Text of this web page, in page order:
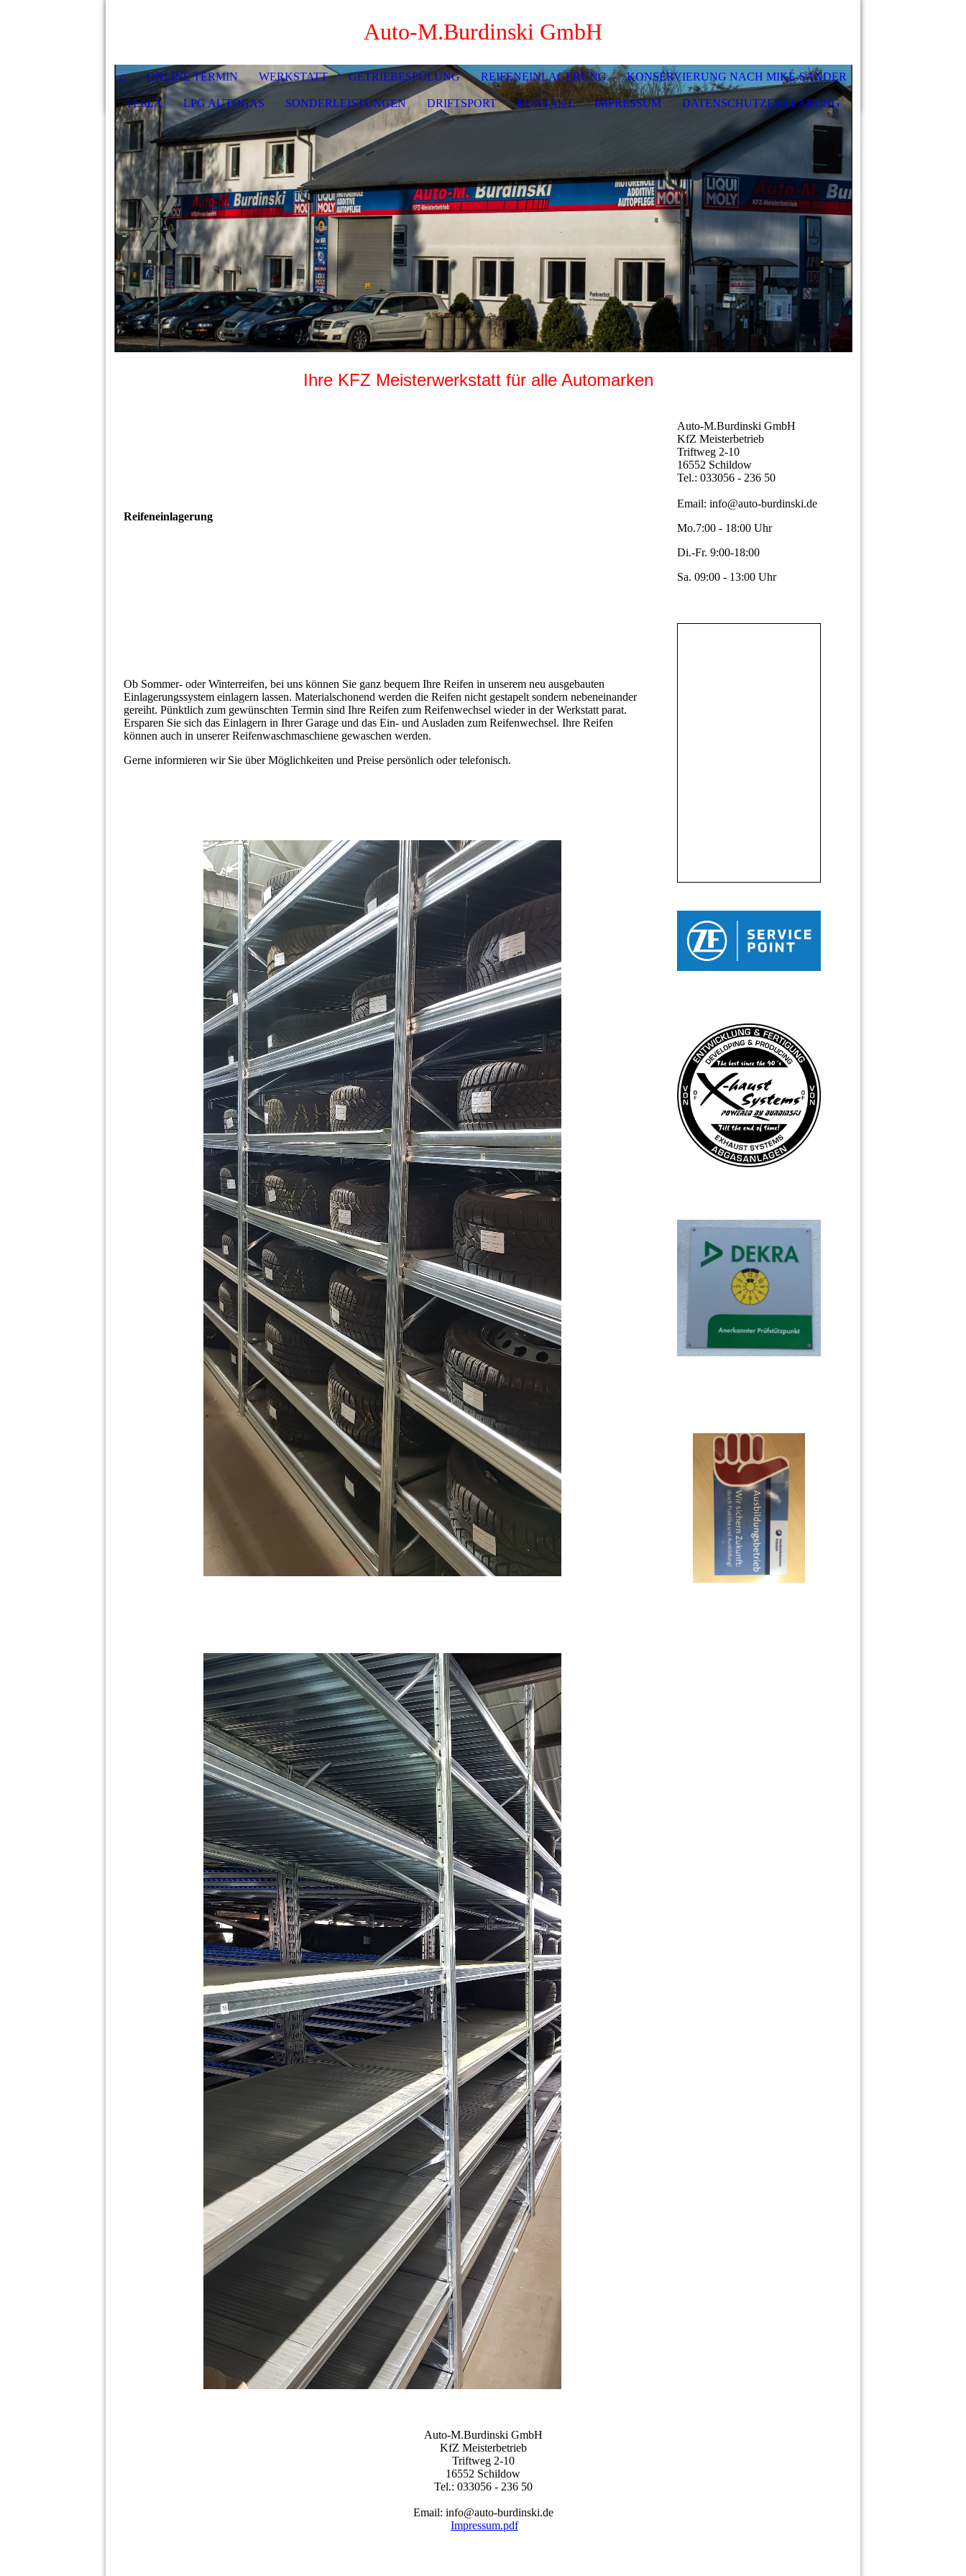
Auto-M.Burdinski GmbH
⌂ ONLINE TERMIN WERKSTATT GETRIEBESPÜLUNG REIFENEINLAGERUNG KONSERVIERUNG NACH MIKE-SANDER
TESLA LPG AUTOGAS SONDERLEISTUNGEN DRIFTSPORT KONTAKT IMPRESSUM DATENSCHUTZERKLÄRUNG
Ihre KFZ Meisterwerkstatt für alle Automarken
Reifeneinlagerung
Ob Sommer- oder Winterreifen, bei uns können Sie ganz bequem Ihre Reifen in unserem neu ausgebauten
Einlagerungssystem einlagern lassen. Materialschonend werden die Reifen nicht gestapelt sondern nebeneinander
gereiht. Pünktlich zum gewünschten Termin sind Ihre Reifen zum Reifenwechsel wieder in der Werkstatt parat.
Ersparen Sie sich das Einlagern in Ihrer Garage und das Ein- und Ausladen zum Reifenwechsel. Ihre Reifen
können auch in unserer Reifenwaschmaschiene gewaschen werden.
Gerne informieren wir Sie über Möglichkeiten und Preise persönlich oder telefonisch.
Auto-M.Burdinski GmbH
KfZ Meisterbetrieb
Triftweg 2-10
16552 Schildow
Tel.: 033056 - 236 50
Email: info@auto-burdinski.de
Mo.7:00 - 18:00 Uhr
Di.-Fr. 9:00-18:00
Sa. 09:00 - 13:00 Uhr
Auto-M.Burdinski GmbH
KfZ Meisterbetrieb
Triftweg 2-10
16552 Schildow
Tel.: 033056 - 236 50
Email: info@auto-burdinski.de
Impressum.pdf